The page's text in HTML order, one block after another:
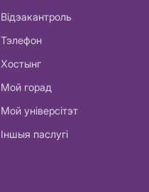
Відэакантроль
Тэлефон
Хостынг
Мой горад
Мой універсітэт
Іншыя паслугі